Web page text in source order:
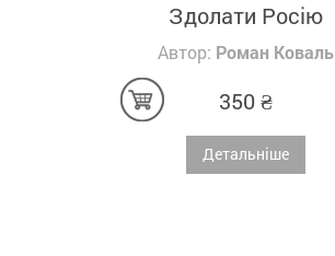
Здолати Росію
Автор: Роман Коваль
350 ₴
Детальніше